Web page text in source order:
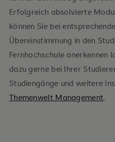
Erfolgreich absolvierte
können Sie bei
Übereinstimmung in den
Fernhochschule anerkennen
dazu gerne bei Ihrer
Studiengänge und weitere
Themenwelt Management.